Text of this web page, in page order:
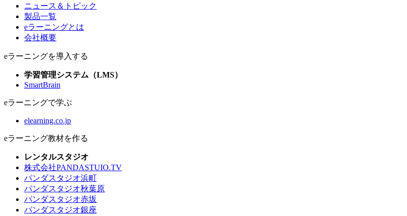
ニュース＆トピック
製品一覧
eラーニングとは
会社概要
eラーニングを導入する
学習管理システム（LMS）
SmartBrain
eラーニングで学ぶ
elearning.co.jp
eラーニング教材を作る
レンタルスタジオ
株式会社PANDASTUIO.TV
パンダスタジオ浜町
パンダスタジオ秋葉原
パンダスタジオ赤坂
パンダスタジオ銀座